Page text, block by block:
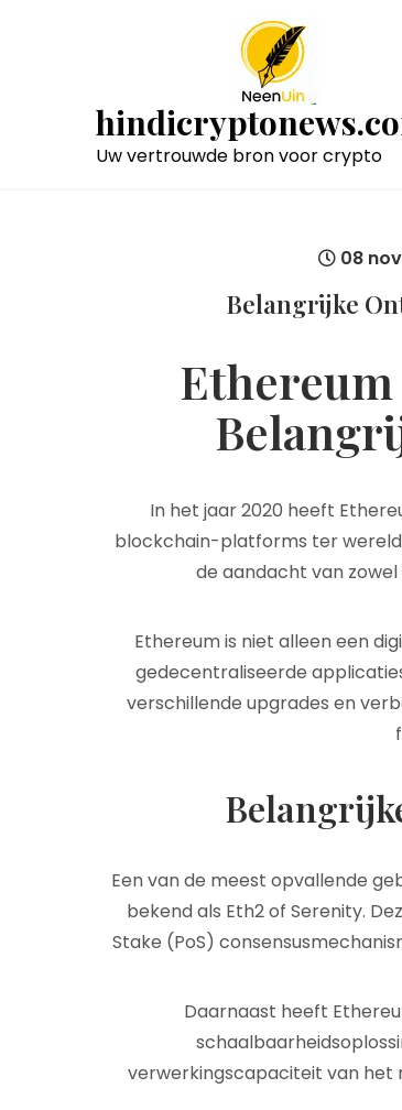
Uw vertrouwde bron voor crypto
08
Belangrijke
Ethereum
In het jaar 2020 heeft
blockchain-platforms ter
de aandacht van
Ethereum is niet alleen een
gedecentraliseerde
verschillende upgrades en
Een van de meest opvallende
bekend als Eth2 of Serenity.
Stake (PoS)
Daarnaast heeft
verwerkingscapaciteit van